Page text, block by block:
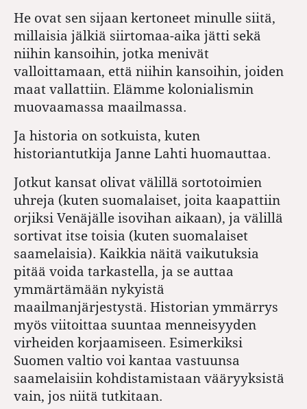
He ovat sen sijaan kertoneet minulle siitä,
millaisia jälkiä siirtomaa-aika jätti sekä
niihin kansoihin, jotka menivät
valloittamaan, että niihin kansoihin, joiden
maat vallattiin. Elämme kolonialismin
muovaamassa maailmassa.
Ja historia on sotkuista, kuten
historiantutkija Janne Lahti huomauttaa.
Jotkut kansat olivat välillä sortotoimien
uhreja (kuten suomalaiset, joita kaapattiin
orjiksi Venäjälle isovihan aikaan), ja välillä
sortivat itse toisia (kuten suomalaiset
saamelaisia). Kaikkia näitä vaikutuksia
pitää voida tarkastella, ja se auttaa
ymmärtämään nykyistä
maailmanjärjestystä. Historian ymmärrys
myös viitoittaa suuntaa menneisyyden
virheiden korjaamiseen. Esimerkiksi
Suomen valtio voi kantaa vastuunsa
saamelaisiin kohdistamistaan vääryyksistä
vain, jos niitä tutkitaan.